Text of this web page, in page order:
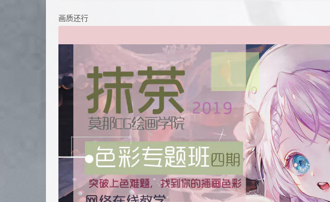
画质还行